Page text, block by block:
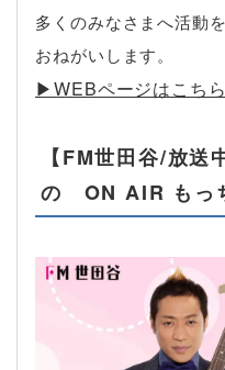
多くのみなさまへ活動
おねがいします。
▶︎WEBページはこちら
【FM世田谷/放送
の ON AIR もっ